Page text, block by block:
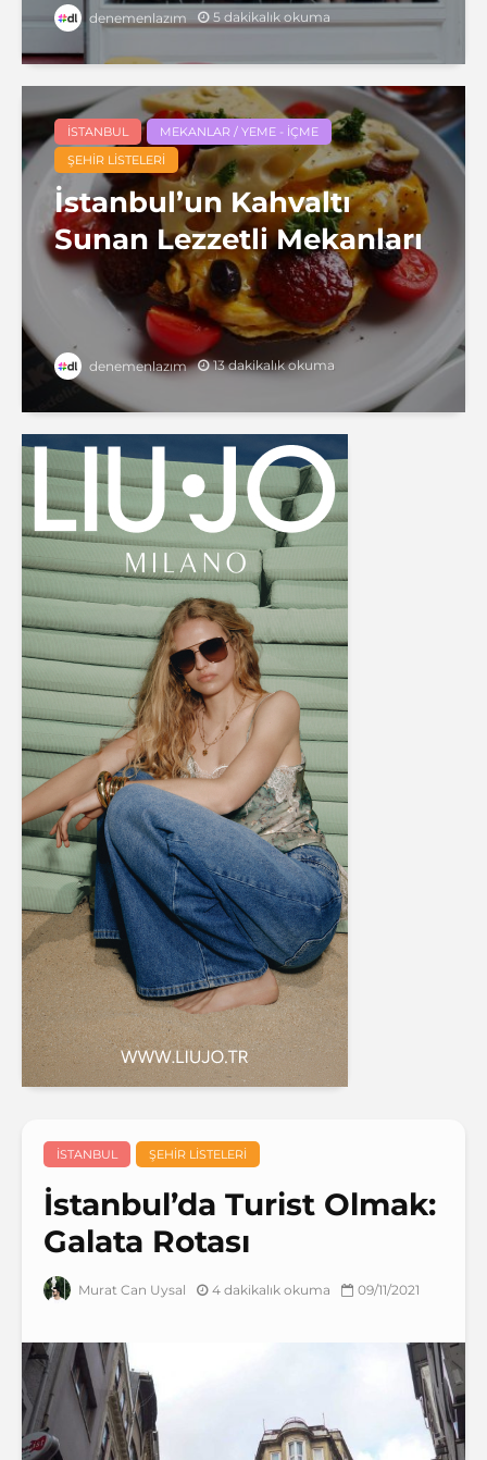
denemenlazım 5 dakikalık okuma
İSTANBUL
MEKANLAR / YEME - İÇME
ŞEHIR LISTELERI
İstanbul’un Kahvaltı
Sunan Lezzetli Mekanları
denemenlazım 13 dakikalık okuma
İSTANBUL ŞEHIR LISTELERI
İstanbul’da Turist Olmak:
Galata Rotası
Murat Can Uysal 4 dakikalık okuma 09/11/2021